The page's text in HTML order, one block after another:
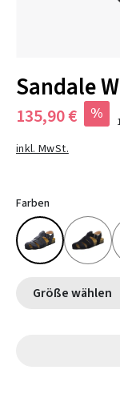
Sandale
135,90 € %
inkl. MwSt.
Farben
Größe wählen